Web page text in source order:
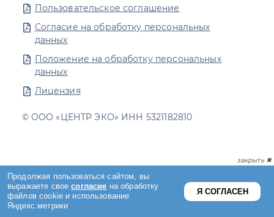
Пользовательское соглашение
Согласие на обработку персональных
данных
Положение на обработку персональных
данных
Лицензия
© ООО «ЦЕНТР ЭКО» ИНН 5321182810